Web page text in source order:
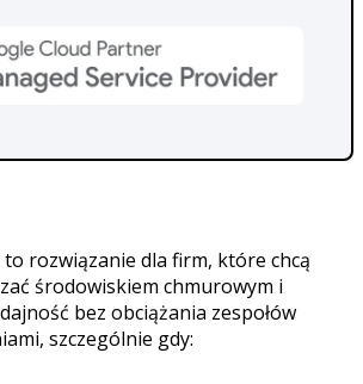
to rozwiązanie dla firm, które chcą
środowiskiem chmurowym i
bez obciążania zespołów
szczególnie gdy: